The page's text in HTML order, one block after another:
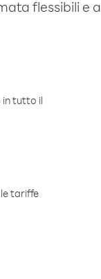
flessibili e a
in tutto il
tariffe